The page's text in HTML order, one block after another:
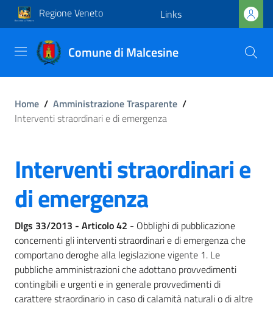
Regione Veneto Links
Comune di Malcesine
Home / Amministrazione Trasparente /
Interventi straordinari e di emergenza
Interventi straordinari e
di emergenza
Dlgs 33/2013 - Articolo 42 - Obblighi di pubblicazione
concernenti gli interventi straordinari e di emergenza che
comportano deroghe alla legislazione vigente 1. Le
pubbliche amministrazioni che adottano provvedimenti
contingibili e urgenti e in generale provvedimenti di
carattere straordinario in caso di calamità naturali o di altre